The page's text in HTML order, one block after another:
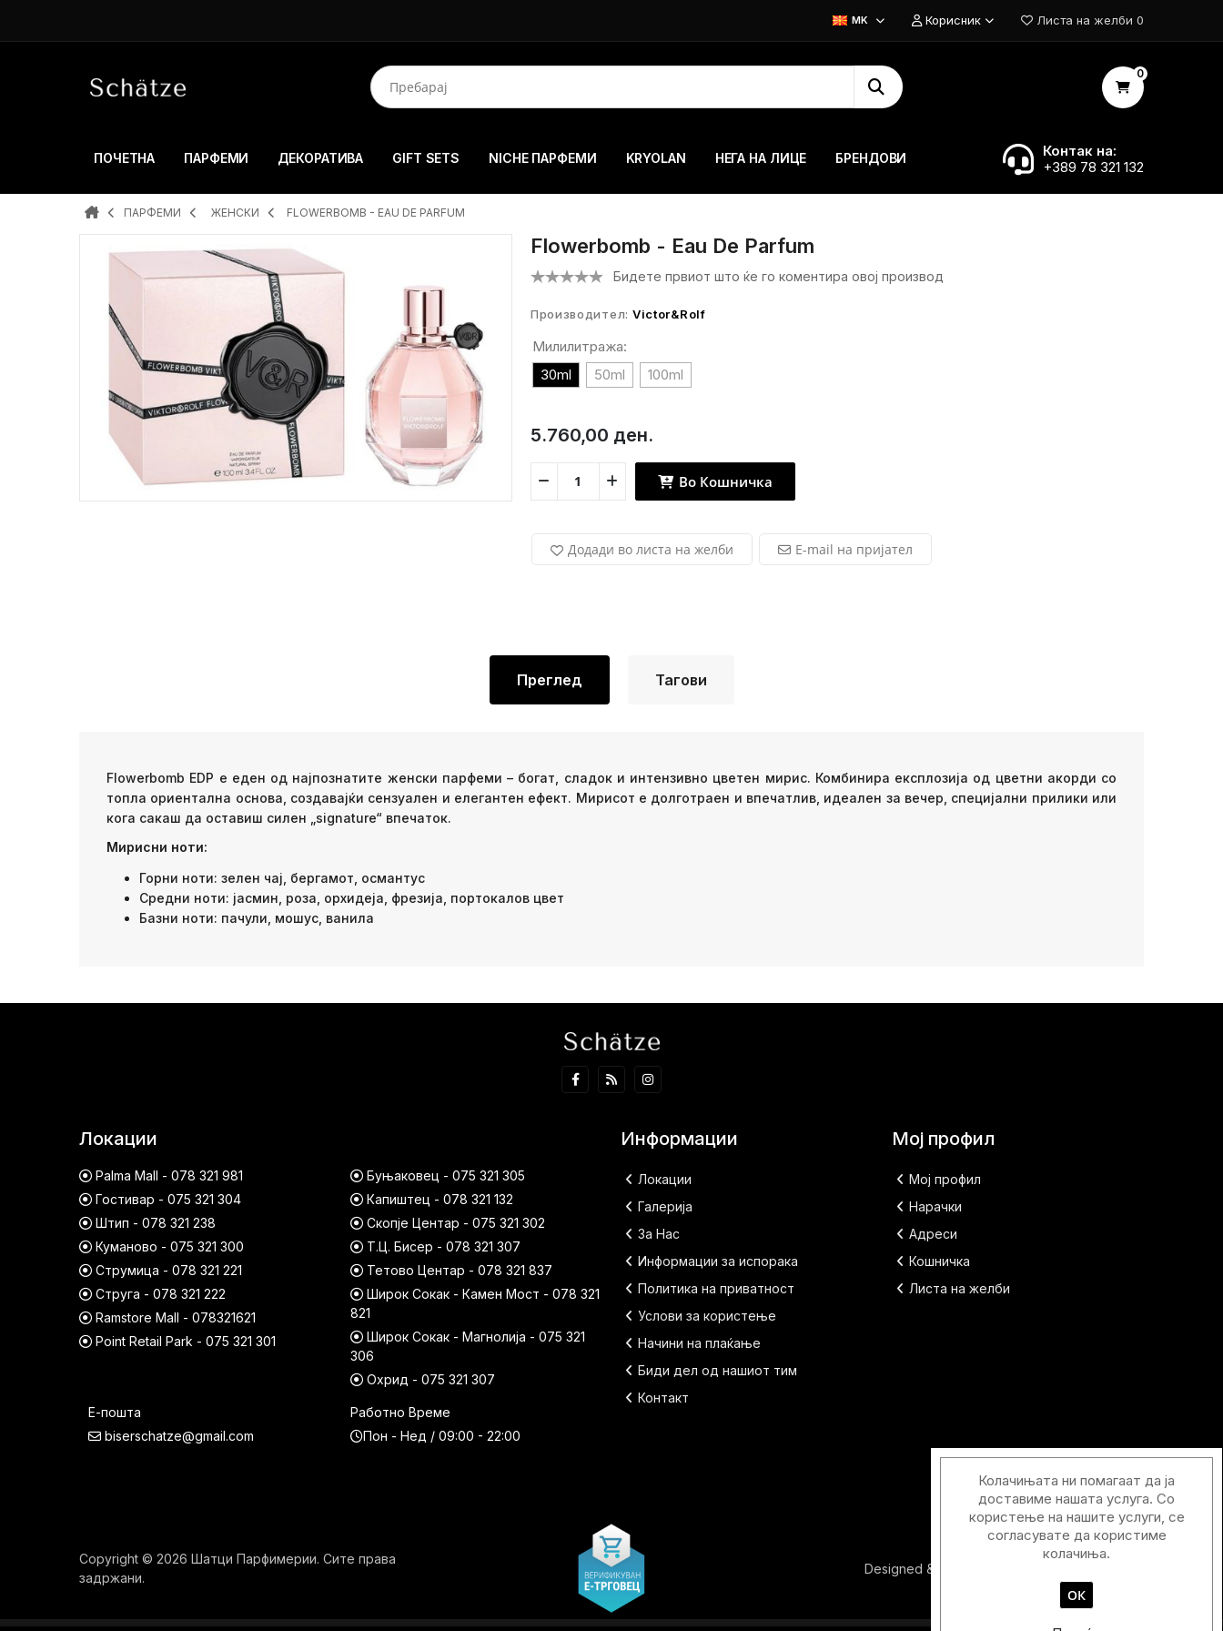
MK Корисник Листа на желби 0
0
ПОЧЕТНА ПАРФЕМИ ДЕКОРАТИВА GIFT SETS NICHE ПАРФЕМИ KRYOLAN НЕГА НА ЛИЦЕ БРЕНДОВИ
Контак на:
+389 78 321 132
ПАРФЕМИ ЖЕНСКИ FLOWERBOMB - EAU DE PARFUM
Flowerbomb - Eau De Parfum
Бидете првиот што ќе го коментира овој производ
Производител: Victor&Rolf
Милилитража:
30ml
50ml 100ml
5.760,00 ден.
Во Кошничка
Додади во листа на желби E-mail на пријател
Преглед Тагови
Flowerbomb EDP е еден од најпознатите женски парфеми – богат, сладок и интензивно цветен мирис. Комбинира експлозија од цветни акорди со
топла ориентална основа, создавајќи сензуален и елегантен ефект. Мирисот е долготраен и впечатлив, идеален за вечер, специјални прилики или
кога сакаш да оставиш силен „signature“ впечаток.
Мирисни ноти:
Горни ноти: зелен чај, бергамот, османтус
Средни ноти: јасмин, роза, орхидеја, фрезија, портокалов цвет
Базни ноти: пачули, мошус, ванила
Локации
Palma Mall - 078 321 981
Гостивар - 075 321 304
Штип - 078 321 238
Куманово - 075 321 300
Струмица - 078 321 221
Струга - 078 321 222
Ramstore Mall - 078321621
Point Retail Park - 075 321 301
Буњаковец - 075 321 305
Капиштец - 078 321 132
Скопје Центар - 075 321 302
Т.Ц. Бисер - 078 321 307
Тетово Центар - 078 321 837
Широк Сокак - Камен Мост - 078 321
821
Широк Сокак - Магнолија - 075 321
306
Охрид - 075 321 307
Е-пошта
biserschatze@gmail.com
Работно Време
Пон - Нед / 09:00 - 22:00
Информации
Локации
Галерија
За Нас
Информации за испорака
Политика на приватност
Услови за користење
Начини на плаќање
Биди дел од нашиот тим
Контакт
Мој профил
Мој профил
Нарачки
Адреси
Кошничка
Листа на желби
Copyright © 2026 Шатци Парфимерии. Сите права
задржани.
Designed & Developed with
Колачињата ни помагаат да ја
доставиме нашата услуга. Со
користење на нашите услуги, се
согласувате да користиме
колачиња.
ОК